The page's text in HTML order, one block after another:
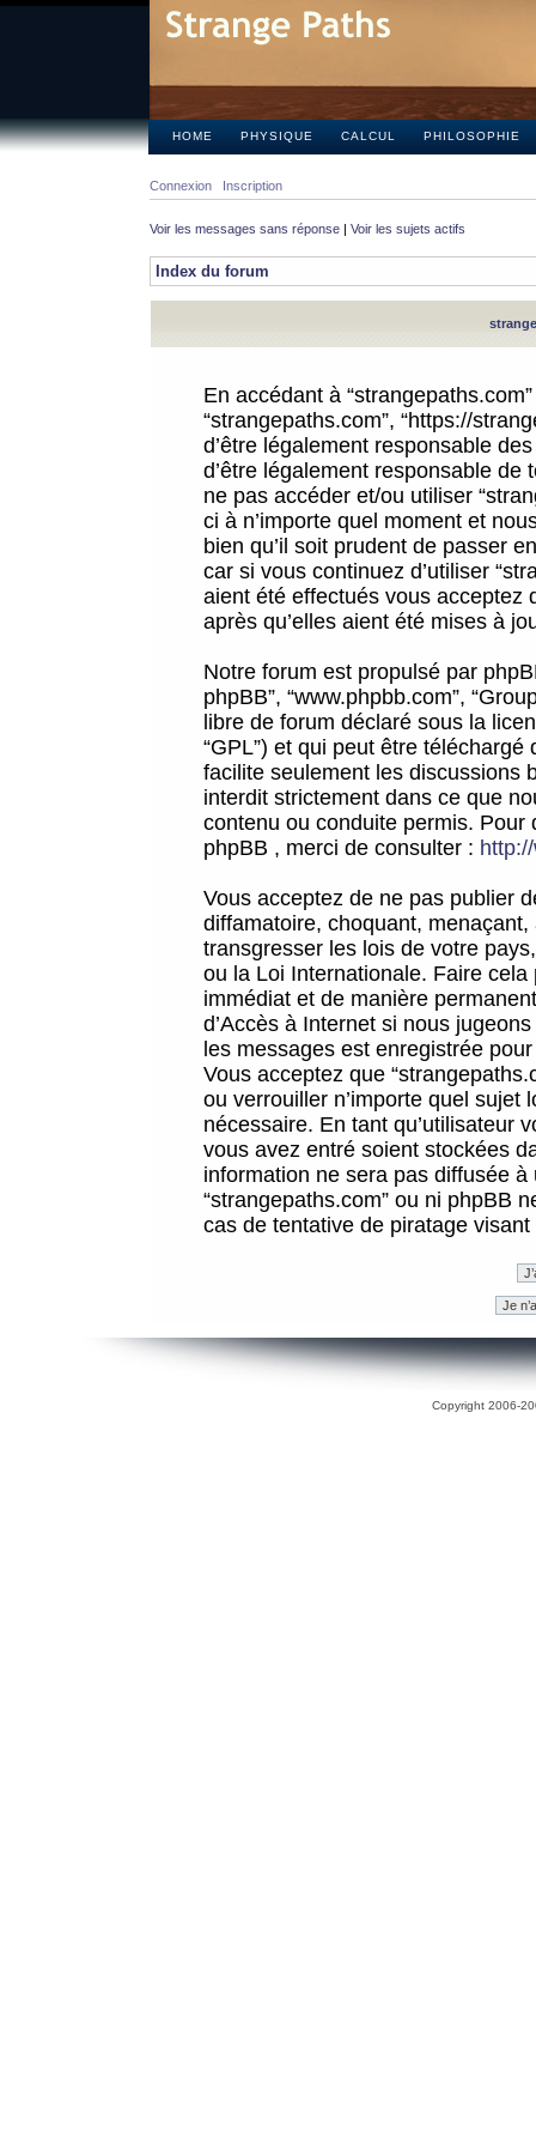
HOME PHYSIQUE CALCUL PHILOSOPHIE
Connexion Inscription
Voir les messages sans réponse | Voir les sujets actifs
Index du forum
En accédant à
“strangepaths.com”, “https://
d’être légalement responsable
d’être légalement responsable
ne pas accéder et/ou utiliser
ci à n’importe quel moment et
bien qu’il soit prudent de passer
car si vous continuez d’utiliser
aient été effectués vous acceptez
après qu’elles aient été mises à
Notre forum est propulsé par
phpBB”, “www.phpbb.com”,
libre de forum déclaré sous la
“GPL”) et qui peut être téléchargé
facilite seulement les discussions
interdit strictement dans ce que
contenu ou conduite permis.
phpBB , merci de consulter :
Vous acceptez de ne pas publier
diffamatoire, choquant,
transgresser les lois de votre
ou la Loi Internationale. Faire
immédiat et de manière
d’Accès à Internet si nous
les messages est enregistrée
Vous acceptez que
ou verrouiller n’importe quel sujet
nécessaire. En tant qu’utilisateur
vous avez entré soient stockées
information ne sera pas diffusée
“strangepaths.com” ou ni phpBB
cas de tentative de piratage
Copyright 2006-